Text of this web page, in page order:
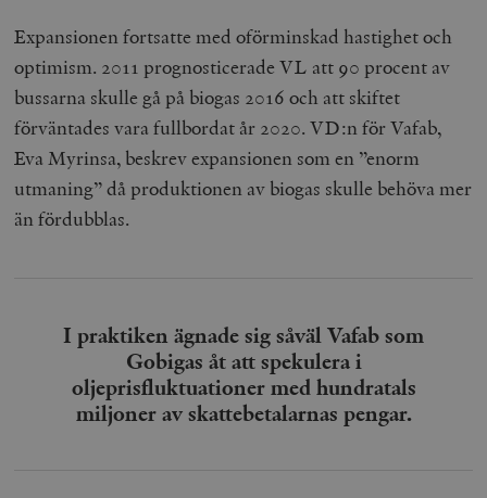
Expansionen fortsatte med oförminskad hastighet och
optimism. 2011 prognosticerade VL att 90 procent av
bussarna skulle gå på biogas 2016 och att skiftet
förväntades vara fullbordat år 2020. VD:n för Vafab,
Eva Myrinsa, beskrev expansionen som en ”enorm
utmaning” då produktionen av biogas skulle behöva mer
än fördubblas.
I praktiken ägnade sig såväl Vafab som
Gobigas åt att spekulera i
oljeprisfluktuationer med hundratals
miljoner av skattebetalarnas pengar.